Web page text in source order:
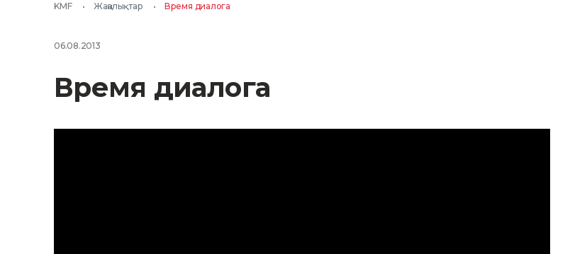
KMF • Жаңалықтар • Время диалога
06.08.2013
Время диалога